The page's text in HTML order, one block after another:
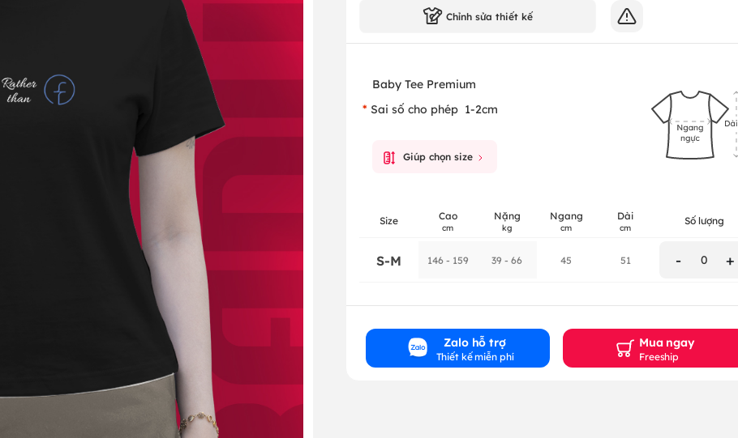
Chỉnh sửa thiết kế
Baby Tee Premium
Sai số cho phép 1-2cm
Giúp chọn size
Size Cao
cm
Nặng
kg
Ngang
cm
Dài
cm Số lượng
S-M 146 - 159 39 - 66 45 51 - 0 +
Zalo hỗ trợ
Thiết kế miễn phí
Mua ngay
Freeship